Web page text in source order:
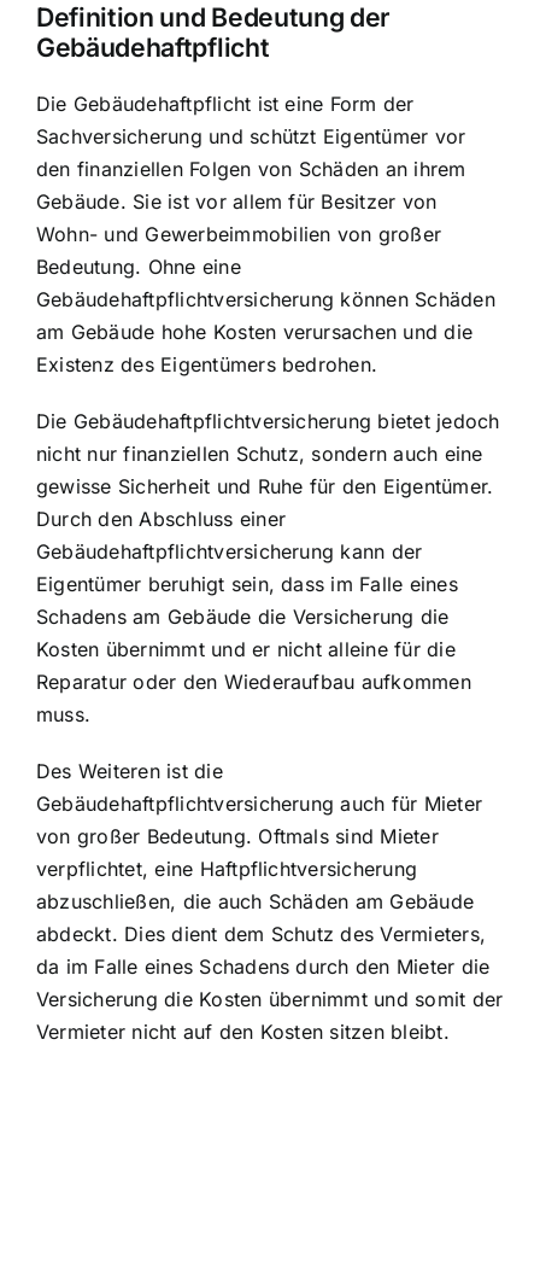
Definition und Bedeutung der
Gebäudehaftpflicht
Die Gebäudehaftpflicht ist eine Form der
Sachversicherung und schützt Eigentümer vor
den finanziellen Folgen von Schäden an ihrem
Gebäude. Sie ist vor allem für Besitzer von
Wohn- und Gewerbeimmobilien von großer
Bedeutung. Ohne eine
Gebäudehaftpflichtversicherung können Schäden
am Gebäude hohe Kosten verursachen und die
Existenz des Eigentümers bedrohen.
Die Gebäudehaftpflichtversicherung bietet jedoch
nicht nur finanziellen Schutz, sondern auch eine
gewisse Sicherheit und Ruhe für den Eigentümer.
Durch den Abschluss einer
Gebäudehaftpflichtversicherung kann der
Eigentümer beruhigt sein, dass im Falle eines
Schadens am Gebäude die Versicherung die
Kosten übernimmt und er nicht alleine für die
Reparatur oder den Wiederaufbau aufkommen
muss.
Des Weiteren ist die
Gebäudehaftpflichtversicherung auch für Mieter
von großer Bedeutung. Oftmals sind Mieter
verpflichtet, eine Haftpflichtversicherung
abzuschließen, die auch Schäden am Gebäude
abdeckt. Dies dient dem Schutz des Vermieters,
da im Falle eines Schadens durch den Mieter die
Versicherung die Kosten übernimmt und somit der
Vermieter nicht auf den Kosten sitzen bleibt.